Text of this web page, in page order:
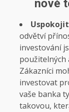
nové
odvětví
investování
použitelných
Zákazníci
investovat
vaše banka
takovou,